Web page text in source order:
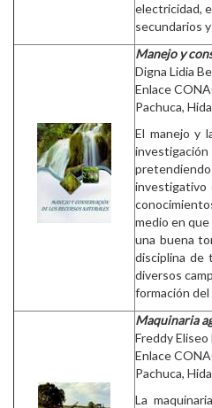
electricidad,
secundarios
Manejo y
Digna Lidia
Enlace
Pachuca,
El manejo y
investigativo
medio en
una buena
disciplina de
diversos
formación del
Maquinaria
Freddy
Enlace
Pachuca,
La